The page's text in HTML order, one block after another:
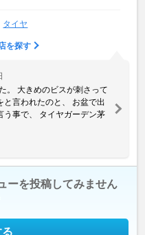
タイヤ
を探す
。 大きめのビスが刺さって
と言われたのと、 お盆で出
う事で、 タイヤガーデン茅
ーを投稿してみません